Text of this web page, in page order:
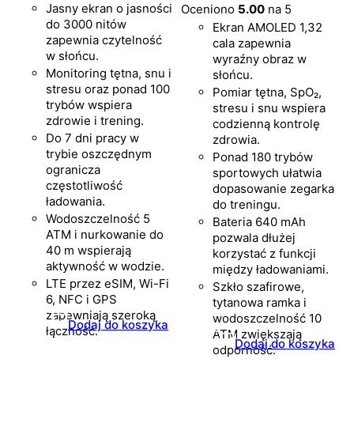
Jasny ekran o jasności
do 3000 nitów
zapewnia czytelność
w słońcu.
Monitoring tętna, snu i
stresu oraz ponad 100
trybów wspiera
zdrowie i trening.
Do 7 dni pracy w
trybie oszczędnym
ogranicza
częstotliwość
ładowania.
Wodoszczelność 5
ATM i nurkowanie do
40 m wspierają
aktywność w wodzie.
LTE przez eSIM, Wi-Fi
6, NFC i GPS
zapewniają szeroką
łączność.
Dodaj do koszyka
Oceniono 5.00 na 5
Ekran AMOLED 1,32
cala zapewnia
wyraźny obraz w
słońcu.
Pomiar tętna, SpO₂,
stresu i snu wspiera
codzienną kontrolę
zdrowia.
Ponad 180 trybów
sportowych ułatwia
dopasowanie zegarka
do treningu.
Bateria 640 mAh
pozwala dłużej
korzystać z funkcji
między ładowaniami.
Szkło szafirowe,
tytanowa ramka i
wodoszczelność 10
ATM zwiększają
odporność.
Dodaj do koszyka